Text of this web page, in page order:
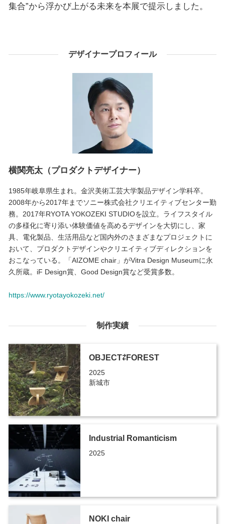
集合”から浮かび上がる未来を本展で提示しました。
デザイナープロフィール
横関亮太（プロダクトデザイナー）
1985年岐阜県生まれ。金沢美術工芸大学製品デザイン学科卒。
2008年から2017年までソニー株式会社クリエイティブセンター勤
務。2017年RYOTA YOKOZEKI STUDIOを設立。ライフスタイル
の多様化に寄り添い体験価値を高めるデザインを大切にし、家
具、電化製品、生活用品など国内外のさまざまなプロジェクトに
おいて、プロダクトデザインやクリエイティブディレクションを
おこなっている。「AIZOME chair」がVitra Design Museumに永
久所蔵。iF Design賞、Good Design賞など受賞多数。
https://www.ryotayokozeki.net/
制作実績
OBJECT⇄FOREST
2025
新城市
Industrial Romanticism
2025
NOKI chair